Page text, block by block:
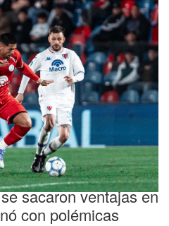
sacaron ventajas en
con polémicas